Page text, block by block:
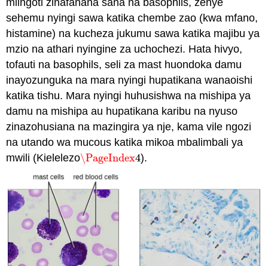
sehemu nyingi sawa katika chembe zao (kwa mfano,
histamine) na kucheza jukumu sawa katika majibu ya
mzio na athari nyingine za uchochezi. Hata hivyo,
tofauti na basophils, seli za mast huondoka damu
inayozunguka na mara nyingi hupatikana wanaoishi
katika tishu. Mara nyingi huhusishwa na mishipa ya
damu na mishipa au hupatikana karibu na nyuso
zinazohusiana na mazingira ya nje, kama vile ngozi
na utando wa mucous katika mikoa mbalimbali ya
mwili (Kielelezo\PageIndex4
\PageIndex4).